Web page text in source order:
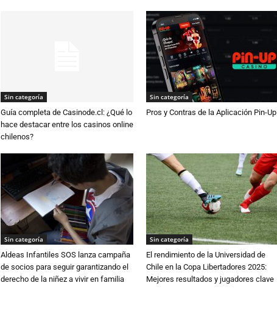
Sin categoría
Guía completa de Casinode.cl: ¿Qué lo
hace destacar entre los casinos online
chilenos?
Sin categoría
Pros y Contras de la Aplicación Pin-Up
Sin categoría
Aldeas Infantiles SOS lanza campaña
de socios para seguir garantizando el
derecho de la niñez a vivir en familia
Sin categoría
El rendimiento de la Universidad de
Chile en la Copa Libertadores 2025:
Mejores resultados y jugadores clave